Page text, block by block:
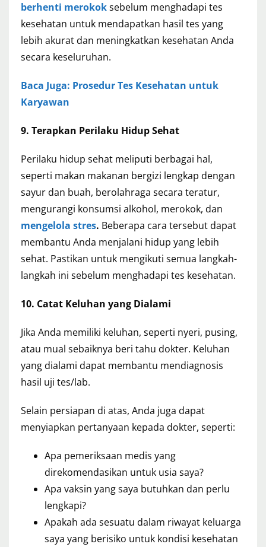
berhenti merokoksebelum menghadapi tes
kesehatan untuk mendapatkan hasil tes yang
lebih akurat dan meningkatkan kesehatan Anda
secara keseluruhan.
Baca Juga: Prosedur Tes Kesehatan untuk
Karyawan
9. Terapkan Perilaku Hidup Sehat
Perilaku hidup sehat meliputi berbagai hal,
seperti makan makanan bergizi lengkap dengan
sayur dan buah, berolahraga secara teratur,
mengurangi konsumsi alkohol, merokok, dan
mengelola stres. Beberapa cara tersebut dapat
membantu Anda menjalani hidup yang lebih
sehat. Pastikan untuk mengikuti semua langkah-
langkah ini sebelum menghadapi tes kesehatan.
10. Catat Keluhan yang Dialami
Jika Anda memiliki keluhan, seperti nyeri, pusing,
atau mual sebaiknya beri tahu dokter. Keluhan
yang dialami dapat membantu mendiagnosis
hasil uji tes/lab.
Selain persiapan di atas, Anda juga dapat
menyiapkan pertanyaan kepada dokter, seperti:
Apa pemeriksaan medis yang
direkomendasikan untuk usia saya?
Apa vaksin yang saya butuhkan dan perlu
lengkapi?
Apakah ada sesuatu dalam riwayat keluarga
saya yang berisiko untuk kondisi kesehatan